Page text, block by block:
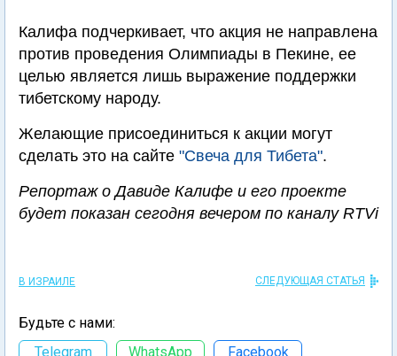
Калифа подчеркивает, что акция не направлена
против проведения Олимпиады в Пекине, ее
целью является лишь выражение поддержки
тибетскому народу.
Желающие присоединиться к акции могут
сделать это на сайте "Свеча для Тибета".
Репортаж о Давиде Калифе и его проекте
будет показан сегодня вечером по каналу RTVi
В ИЗРАИЛЕ СЛЕДУЮЩАЯ СТАТЬЯ
Будьте с нами:
Telegram
WhatsApp Facebook